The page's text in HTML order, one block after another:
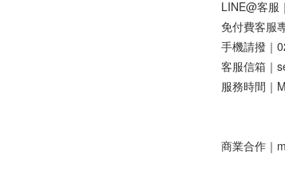
LINE@客服｜
免付費客服
手機請撥｜
客服信箱｜
服務時間｜
商業合作｜